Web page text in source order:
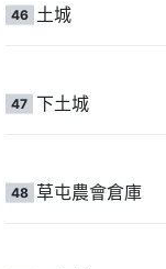
46 土城
47 下土城
48 草屯農會倉庫